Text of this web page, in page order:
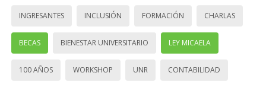
INGRESANTES INCLUSIÓN FORMACIÓN CHARLAS
BECAS BIENESTAR UNIVERSITARIO LEY MICAELA
100 AÑOS WORKSHOP UNR CONTABILIDAD